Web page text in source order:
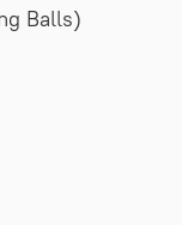
Balls)